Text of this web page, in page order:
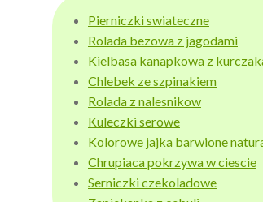
Pierniczki swiateczne
Rolada bezowa z jagodami
Kielbasa kanapkowa z
Chlebek ze szpinakiem
Rolada z nalesnikow
Kuleczki serowe
Kolorowe jajka barwione
Chrupiaca pokrzywa w ciescie
Serniczki czekoladowe